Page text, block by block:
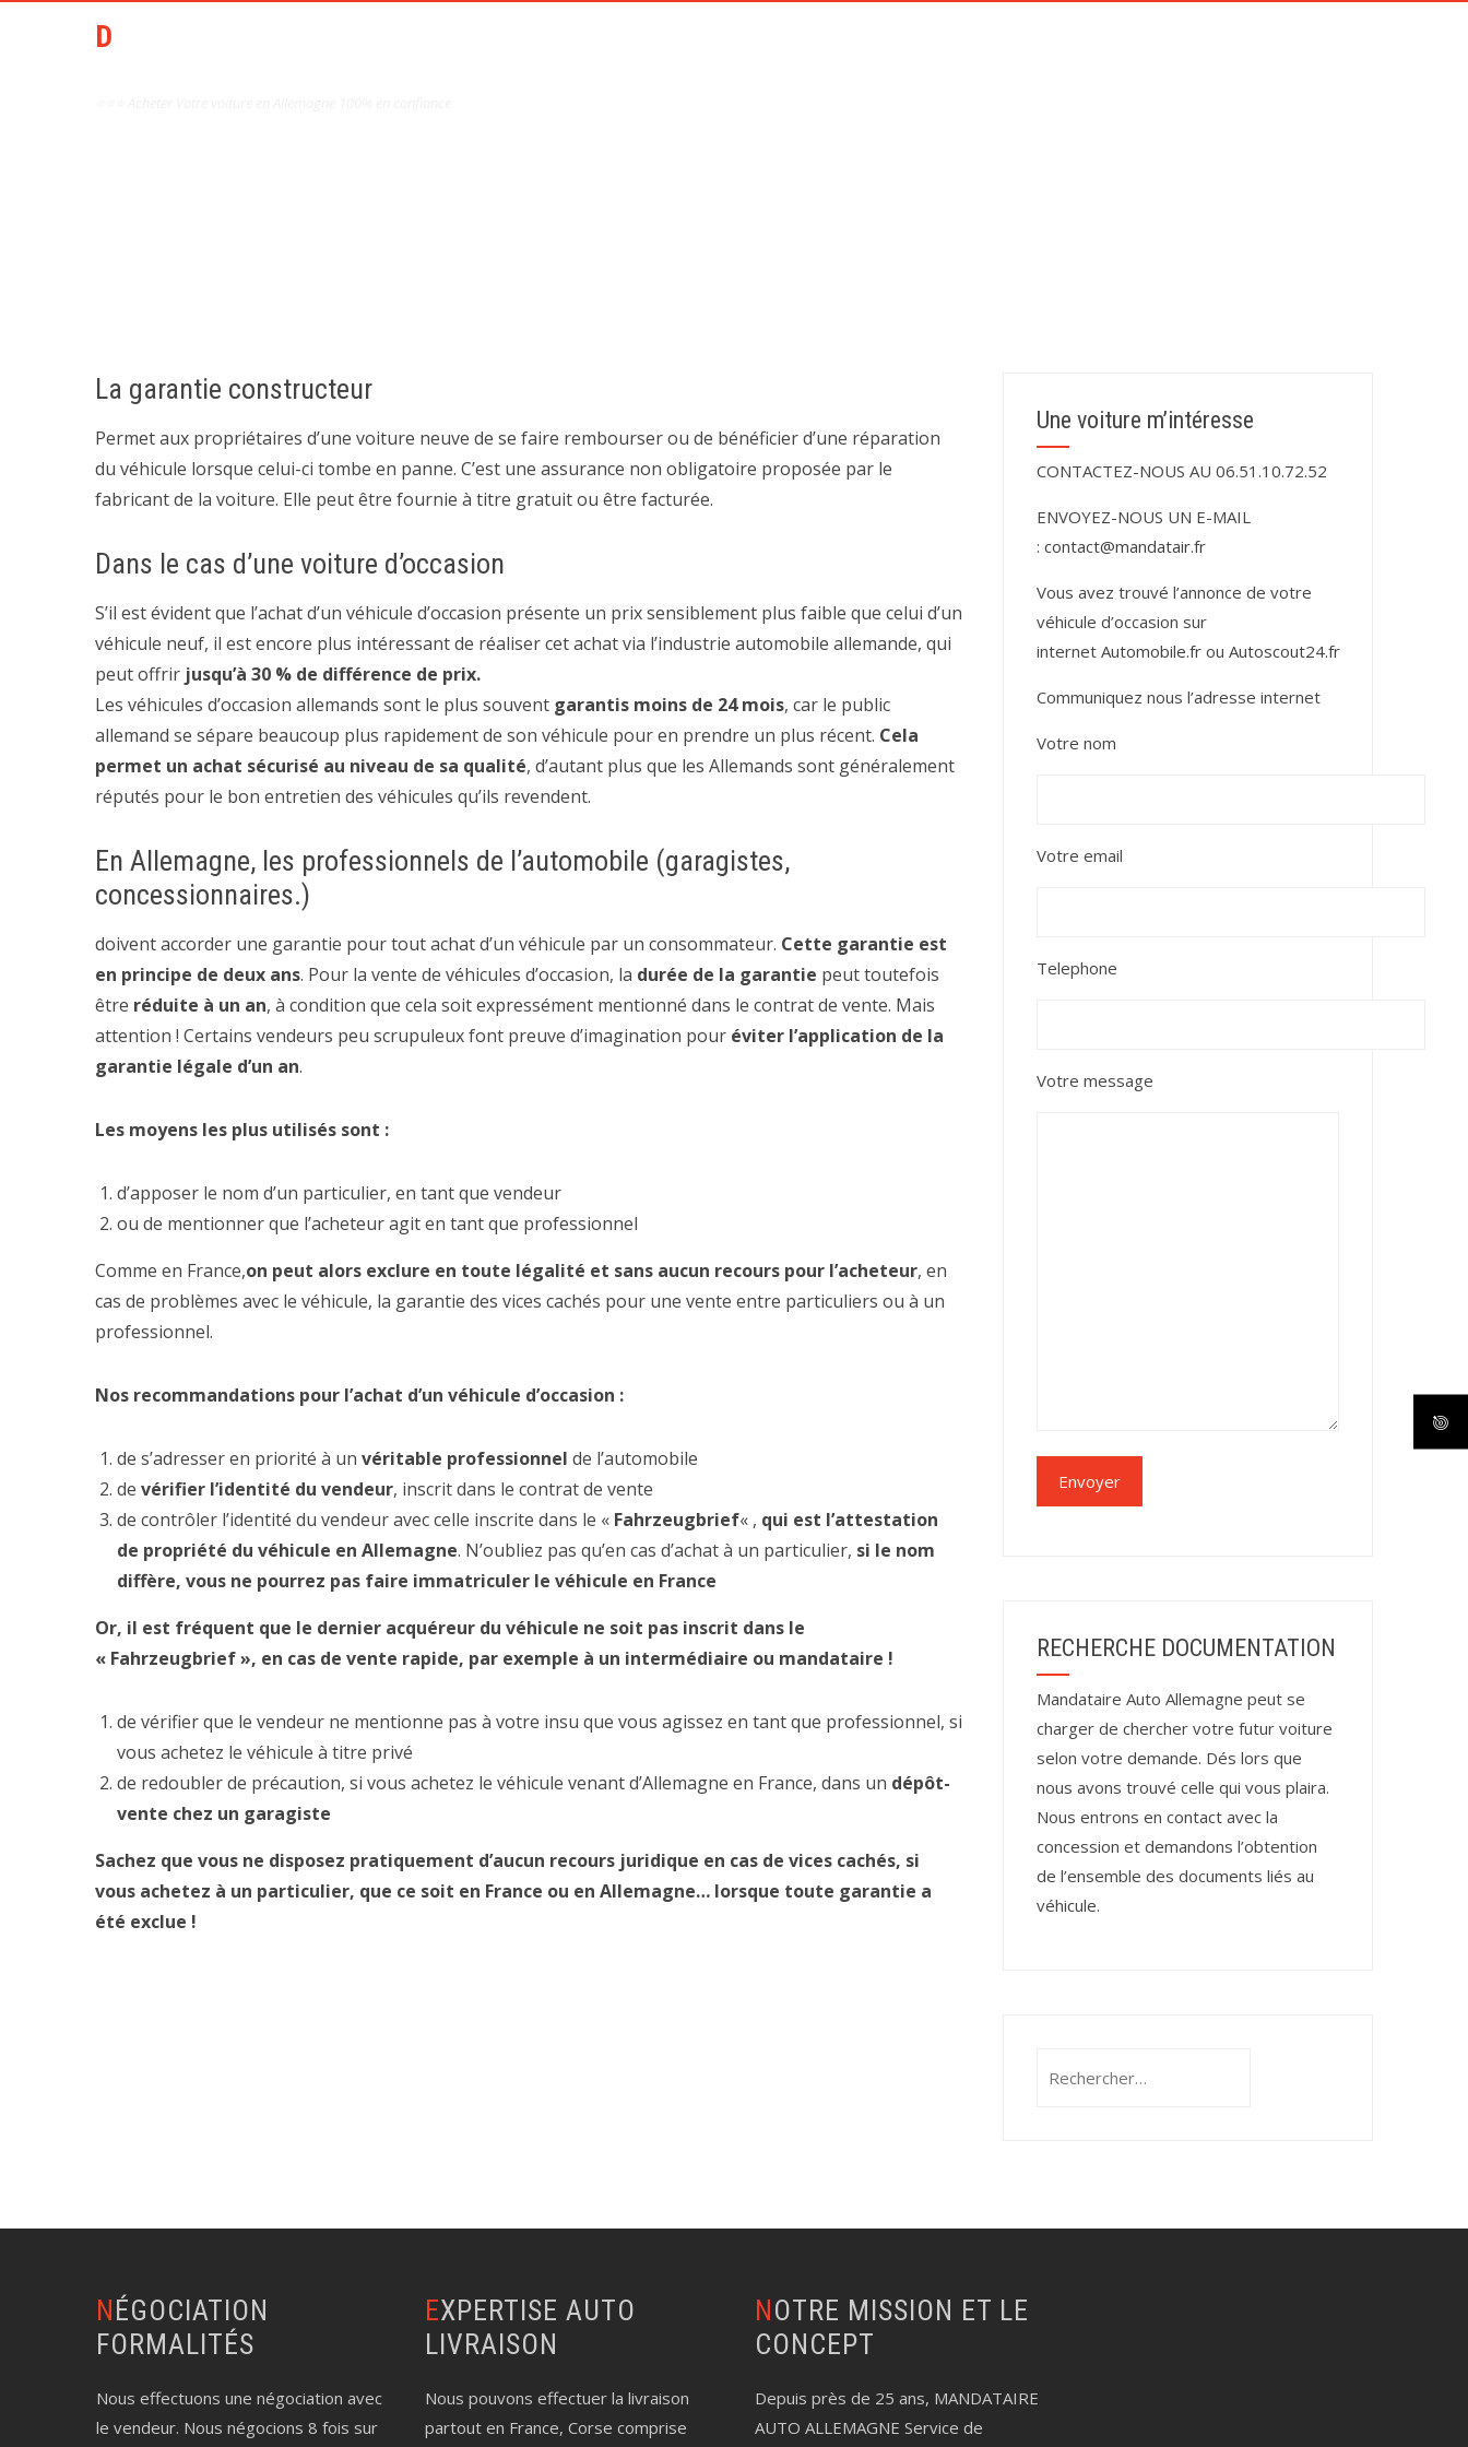
DCAI AIDE ACHAT AUTO
La garantie constructeur
Permet aux propriétaires d’une voiture neuve de se faire rembourser ou de bénéficier d’une réparation
du véhicule lorsque celui-ci tombe en panne. C’est une assurance non obligatoire proposée par le
fabricant de la voiture. Elle peut être fournie à titre gratuit ou être facturée.
Dans le cas d’une voiture d’occasion
S’il est évident que l’achat d’un véhicule d’occasion présente un prix sensiblement plus faible que celui d’un
véhicule neuf, il est encore plus intéressant de réaliser cet achat via l’industrie automobile allemande, qui
peut offrir jusqu’à 30 % de différence de prix.
Les véhicules d’occasion allemands sont le plus souvent garantis moins de 24 mois, car le public
allemand se sépare beaucoup plus rapidement de son véhicule pour en prendre un plus récent. Cela
permet un achat sécurisé au niveau de sa qualité, d’autant plus que les Allemands sont généralement
réputés pour le bon entretien des véhicules qu’ils revendent.
En Allemagne, les professionnels de l’automobile (garagistes,
concessionnaires.)
doivent accorder une garantie pour tout achat d’un véhicule par un consommateur. Cette garantie est
en principe de deux ans. Pour la vente de véhicules d’occasion, la durée de la garantie peut toutefois
être réduite à un an, à condition que cela soit expressément mentionné dans le contrat de vente. Mais
attention ! Certains vendeurs peu scrupuleux font preuve d’imagination pour éviter l’application de la
garantie légale d’un an.
Les moyens les plus utilisés sont :
d’apposer le nom d’un particulier, en tant que vendeur
ou de mentionner que l’acheteur agit en tant que professionnel
Comme en France,on peut alors exclure en toute légalité et sans aucun recours pour l’acheteur, en
cas de problèmes avec le véhicule, la garantie des vices cachés pour une vente entre particuliers ou à un
professionnel.
Nos recommandations pour l’achat d’un véhicule d’occasion :
de s’adresser en priorité à un véritable professionnel de l’automobile
de vérifier l’identité du vendeur, inscrit dans le contrat de vente
de contrôler l’identité du vendeur avec celle inscrite dans le « Fahrzeugbrief« , qui est l’attestation
de propriété du véhicule en Allemagne. N’oubliez pas qu’en cas d’achat à un particulier, si le nom
diffère, vous ne pourrez pas faire immatriculer le véhicule en France
Or, il est fréquent que le dernier acquéreur du véhicule ne soit pas inscrit dans le
« Fahrzeugbrief », en cas de vente rapide, par exemple à un intermédiaire ou mandataire !
de vérifier que le vendeur ne mentionne pas à votre insu que vous agissez en tant que professionnel, si
vous achetez le véhicule à titre privé
de redoubler de précaution, si vous achetez le véhicule venant d’Allemagne en France, dans un dépôt-
vente chez un garagiste
Sachez que vous ne disposez pratiquement d’aucun recours juridique en cas de vices cachés, si
vous achetez à un particulier, que ce soit en France ou en Allemagne… lorsque toute garantie a
été exclue !
Une voiture m’intéresse
CONTACTEZ-NOUS AU 06.51.10.72.52
ENVOYEZ-NOUS UN E-MAIL
: contact@mandatair.fr
Vous avez trouvé l’annonce de votre
véhicule d’occasion sur
internet Automobile.frou Autoscout24.fr
Communiquez nous l’adresse internet
Votre nom
Votre email
Telephone
Votre message
RECHERCHE DOCUMENTATION
Mandataire Auto Allemagne peut se
charger de chercher votre futur voiture
selon votre demande. Dés lors que
nous avons trouvé celle qui vous plaira.
Nous entrons en contact avec la
concession et demandons l’obtention
de l’ensemble des documents liés au
véhicule.
NÉGOCIATION
FORMALITÉS
Nous effectuons une négociation avec
le vendeur. Nous négocions 8 fois sur
EXPERTISE AUTO
LIVRAISON
Nous pouvons effectuer la livraison
partout en France, Corse comprise
NOTRE MISSION ET LE
CONCEPT
Depuis près de 25 ans, MANDATAIRE
AUTO ALLEMAGNE Service de